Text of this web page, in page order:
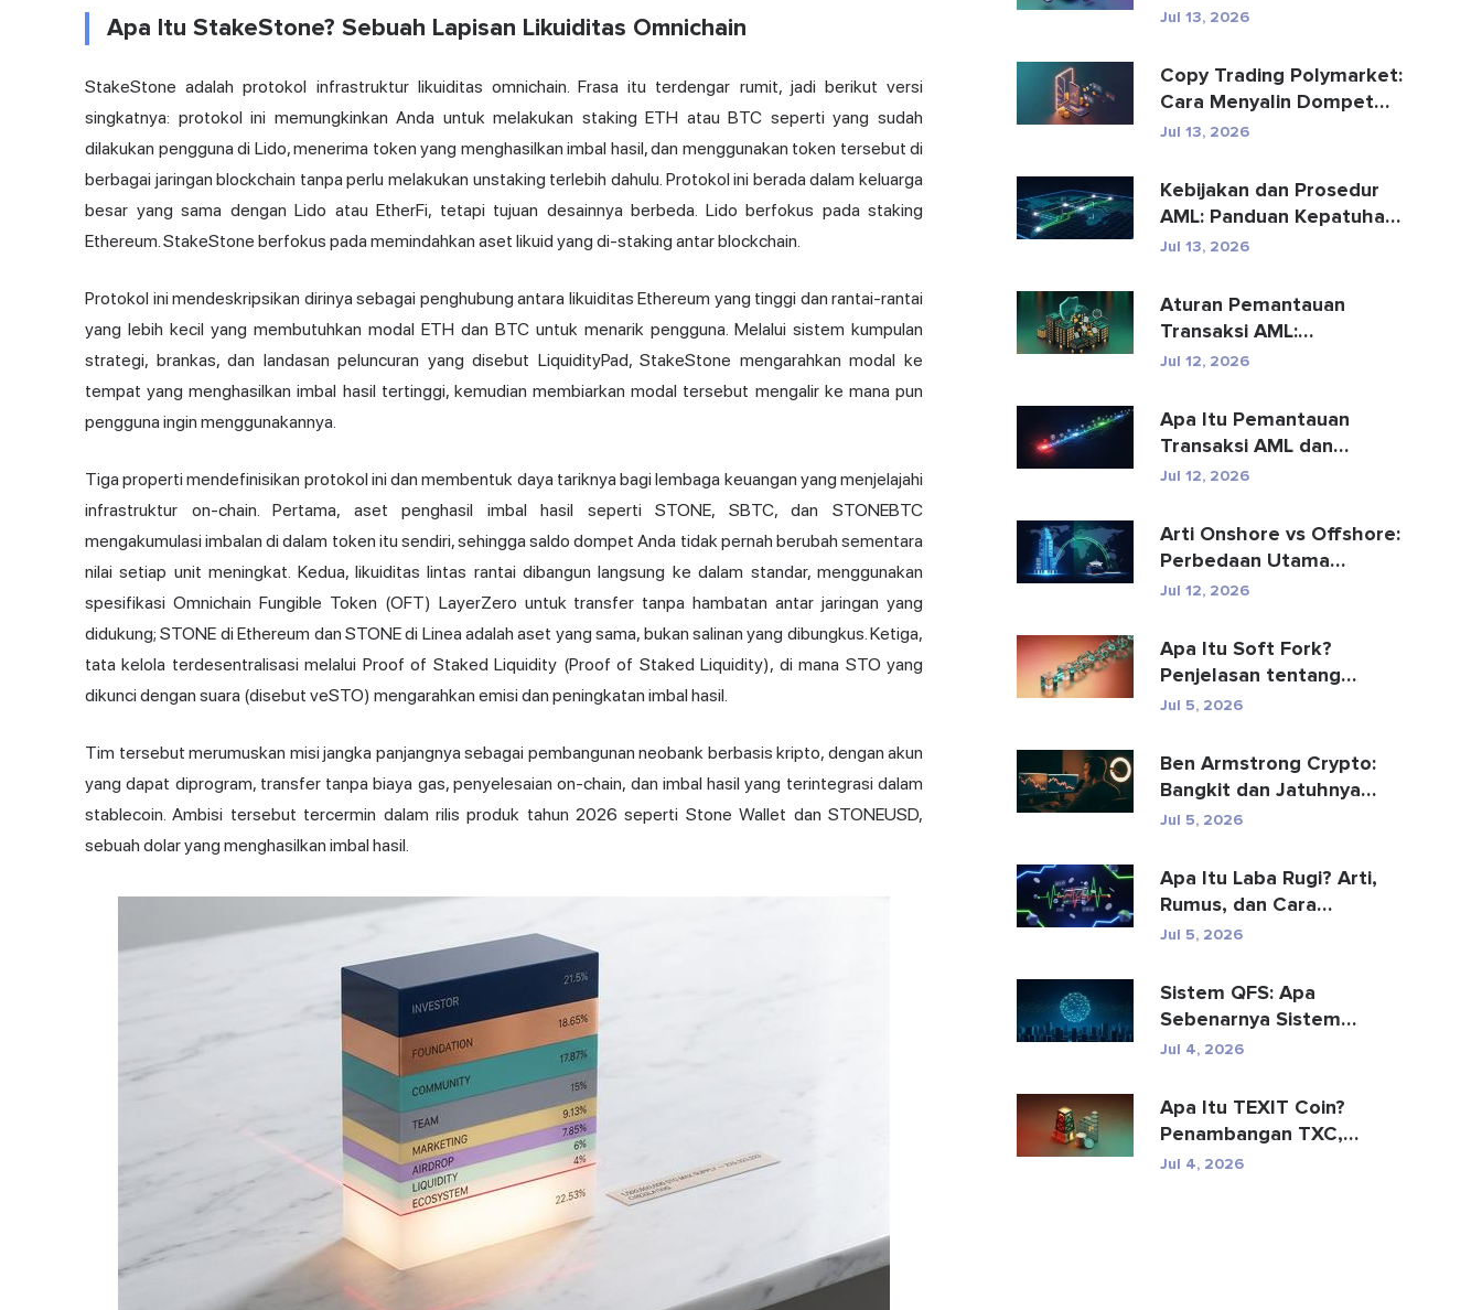
Apa Itu StakeStone? Sebuah Lapisan Likuiditas Omnichain
StakeStone adalah protokol infrastruktur likuiditas omnichain. Frasa itu terdengar rumit, jadi berikut versi
singkatnya: protokol ini memungkinkan Anda untukmelakukan staking ETH atau BTC seperti yang sudah
dilakukan pengguna di Lido, menerima token yang menghasilkan imbal hasil, dan menggunakan token tersebut di
berbagai jaringan blockchain tanpa perlu melakukan unstaking terlebih dahulu. Protokol ini berada dalam keluarga
besar yang sama dengan Lido atau EtherFi, tetapi tujuan desainnya berbeda. Lido berfokus pada staking
Ethereum. StakeStone berfokus pada memindahkan aset likuid yang di-staking antar blockchain.
Protokol ini mendeskripsikan dirinya sebagai penghubung antara likuiditas Ethereum yang tinggi dan rantai-rantai
yang lebih kecil yang membutuhkan modal ETH dan BTC untuk menarik pengguna. Melalui sistem kumpulan
strategi, brankas, dan landasan peluncuran yang disebut LiquidityPad, StakeStone mengarahkan modal ke
tempat yang menghasilkan imbal hasil tertinggi, kemudian membiarkan modal tersebut mengalir ke mana pun
pengguna ingin menggunakannya.
Tiga properti mendefinisikan protokol ini dan membentuk daya tariknya bagi lembaga keuangan yang menjelajahi
infrastruktur on-chain. Pertama, aset penghasil imbal hasil seperti STONE, SBTC, dan STONEBTC
mengakumulasi imbalan di dalam token itu sendiri, sehingga saldo dompet Anda tidak pernah berubah sementara
nilai setiap unit meningkat. Kedua, likuiditas lintas rantai dibangun langsung ke dalam standar, menggunakan
spesifikasi Omnichain Fungible Token (OFT) LayerZero untuk transfer tanpa hambatan antar jaringan yang
didukung; STONE di Ethereum dan STONE di Linea adalah aset yang sama, bukan salinan yang dibungkus. Ketiga,
tata kelola terdesentralisasi melalui Proof of Staked Liquidity (Proof of Staked Liquidity), di mana STO yang
dikunci dengan suara (disebut veSTO) mengarahkan emisi dan peningkatan imbal hasil.
Tim tersebut merumuskan misi jangka panjangnya sebagai pembangunan neobank berbasis kripto, dengan akun
yang dapat diprogram, transfer tanpa biaya gas, penyelesaian on-chain, dan imbal hasil yang terintegrasi dalam
stablecoin. Ambisi tersebut tercermin dalam rilis produk tahun 2026 seperti Stone Wallet dan STONEUSD,
sebuah dolar yang menghasilkan imbal hasil.
Terkirim Secara Tidak
Jul 13, 2026
Copy Trading Polymarket:
Cara Menyalin Dompet
Teratas dengan Aman
Jul 13, 2026
Kebijakan dan Prosedur
AML: Panduan Kepatuhan
Lengkap
Jul 13, 2026
Aturan Pemantauan
Transaksi AML:
Bagaimana Aturan
Jul 12, 2026
Apa Itu Pemantauan
Transaksi AML dan
Bagaimana Cara
Jul 12, 2026
Arti Onshore vs Offshore:
Perbedaan Utama
Dijelaskan
Jul 12, 2026
Apa Itu Soft Fork?
Penjelasan tentang
Peningkatan Blockchain
Jul 5, 2026
Ben Armstrong Crypto:
Bangkit dan Jatuhnya
BitBoy
Jul 5, 2026
Apa Itu Laba Rugi? Arti,
Rumus, dan Cara
Menghitungnya
Jul 5, 2026
Sistem QFS: Apa
Sebenarnya Sistem
Keuangan Kuantum Itu
Jul 4, 2026
Apa Itu TEXIT Coin?
Penambangan TXC,
Spesifikasi, dan Risiko
Jul 4, 2026